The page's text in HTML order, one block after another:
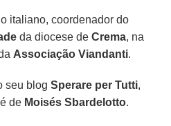
italiano, coordenador do
da diocese deCrema, na
Associação Viandanti.
seu blogSperare per Tutti,
de Moisés Sbardelotto.